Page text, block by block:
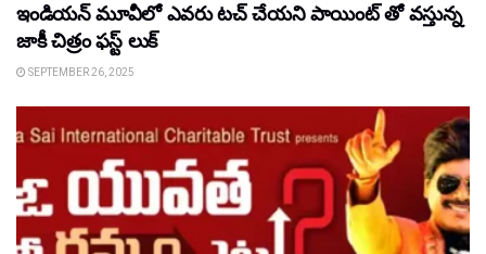
ఇండియన్ మూవీలో ఎవరు టచ్ చేయని పాయింట్ తో వస్తున్న
జాకీ చిత్రం ఫస్ట్ లుక్
SEPTEMBER 26, 2025